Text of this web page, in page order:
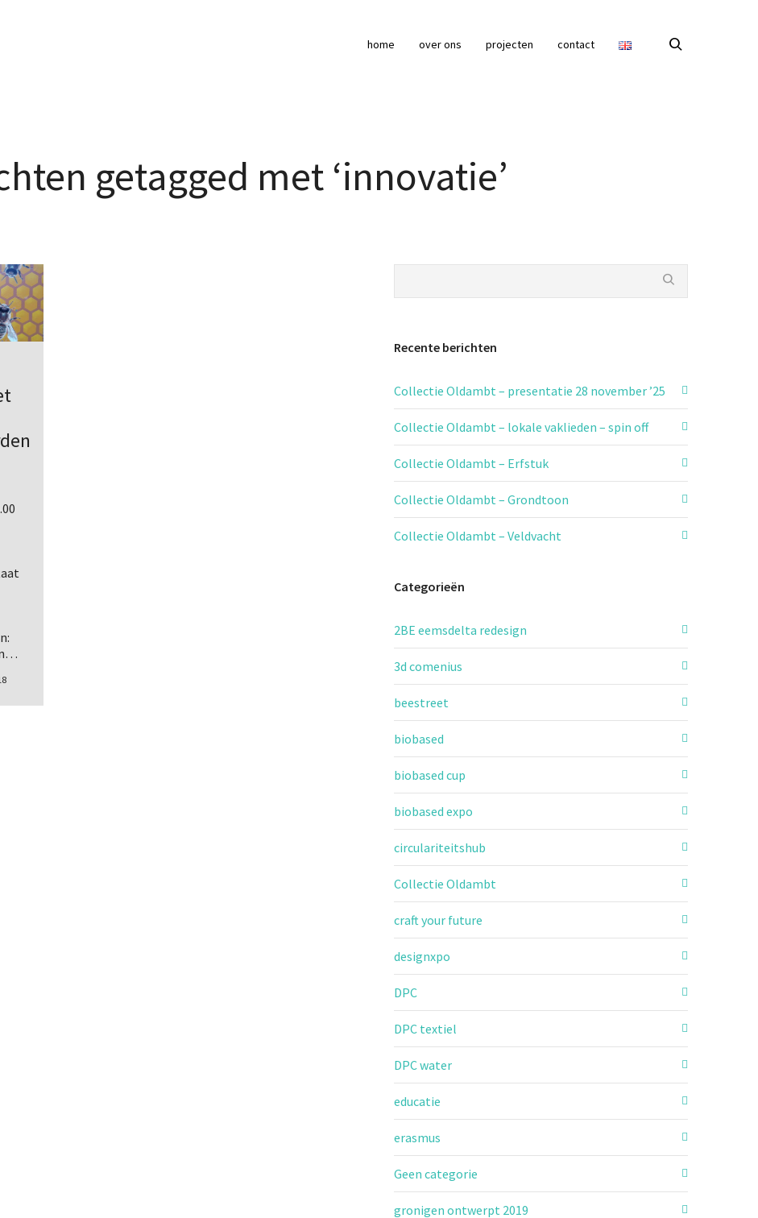
home over ons projecten contact
getagged met ‘innovatie’
Recente berichten
Collectie Oldambt – presentatie 28 november ’25
Collectie Oldambt – lokale vaklieden – spin off
Collectie Oldambt – Erfstuk
Collectie Oldambt – Grondtoon
Collectie Oldambt – Veldvacht
Categorieën
2BE eemsdelta redesign
3d comenius
beestreet
biobased
biobased cup
biobased expo
circulariteitshub
Collectie Oldambt
craft your future
designxpo
DPC
DPC textiel
DPC water
educatie
erasmus
Geen categorie
gronigen ontwerpt 2019